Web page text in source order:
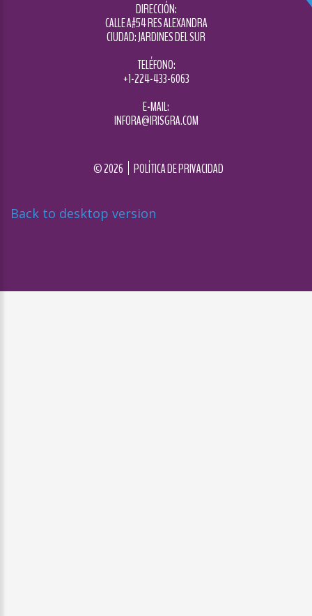
DIRECCIÓN:
CALLE A#54 RES ALEXANDRA
CIUDAD: JARDINES DEL SUR
TELÉFONO:
+1-224-433-6063
E-MAIL:
INFORA@IRISGRA.COM
©2026 POLÍTICA DE PRIVACIDAD
Back to desktop version